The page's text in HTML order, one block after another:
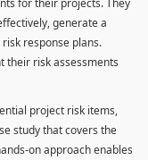
generate a
response plans.
their risk assessments
project risk items,
study that covers the
on approach enables